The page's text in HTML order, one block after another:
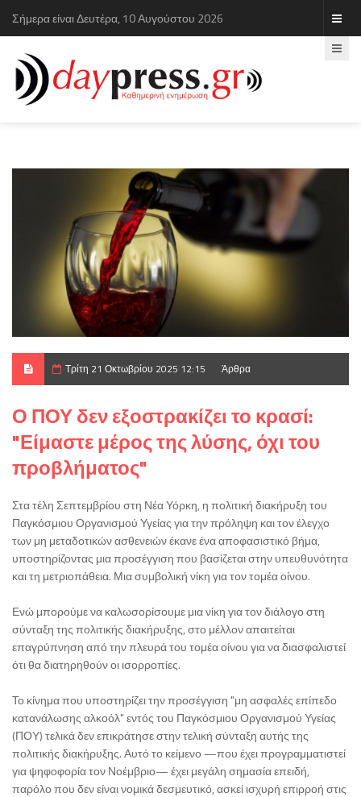
Σήμερα είναι Δευτέρα, 10 Αυγούστου 2026
Τρίτη 21 Οκτωβρίου 2025 12:15 Άρθρα
Ο ΠΟΥ δεν εξοστρακίζει το κρασί:
"Είμαστε μέρος της λύσης, όχι του
προβλήματος"
Στα τέλη Σεπτεμβρίου στη Νέα Υόρκη, η πολιτική διακήρυξη του
Παγκόσμιου Οργανισμού Υγείας για την πρόληψη και τον έλεγχο
των μη μεταδοτικών ασθενειών έκανε ένα αποφασιστικό βήμα,
υποστηρίζοντας μια προσέγγιση που βασίζεται στην υπευθυνότητα
και τη μετριοπάθεια. Μια συμβολική νίκη για τον τομέα οίνου.
Ενώ μπορούμε να καλωσορίσουμε μια νίκη για τον διάλογο στη
σύνταξη της πολιτικής διακήρυξης, στο μέλλον απαιτείται
επαγρύπνηση από την πλευρά του τομέα οίνου για να διασφαλιστεί
ότι θα διατηρηθούν οι ισορροπίες.
Το κίνημα που υποστηρίζει την προσέγγιση "μη ασφαλές επίπεδο
κατανάλωσης αλκοόλ" εντός του Παγκόσμιου Οργανισμού Υγείας
(ΠΟΥ) τελικά δεν επικράτησε στην τελική σύνταξη αυτής της
πολιτικής διακήρυξης. Αυτό το κείμενο —που έχει προγραμματιστεί
για ψηφοφορία τον Νοέμβριο— έχει μεγάλη σημασία επειδή,
παρόλο που δεν είναι νομικά δεσμευτικό, ασκεί ισχυρή επιρροή στις